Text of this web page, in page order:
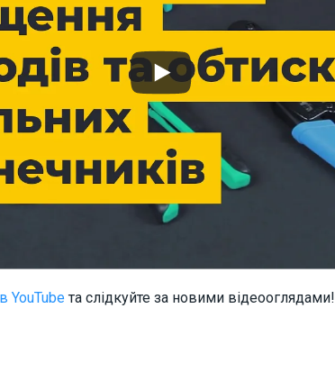
YouTubeта слідкуйте за новими відеооглядами!